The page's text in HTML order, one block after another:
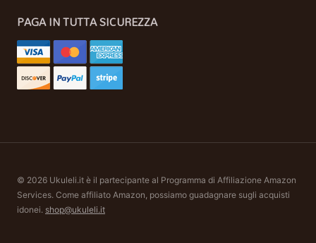
PAGA IN TUTTA SICUREZZA
© 2026 Ukuleli.it è il partecipante al Programma di Affiliazione Amazon
Services. Come affiliato Amazon, possiamo guadagnare sugli acquisti
idonei. shop@ukuleli.it